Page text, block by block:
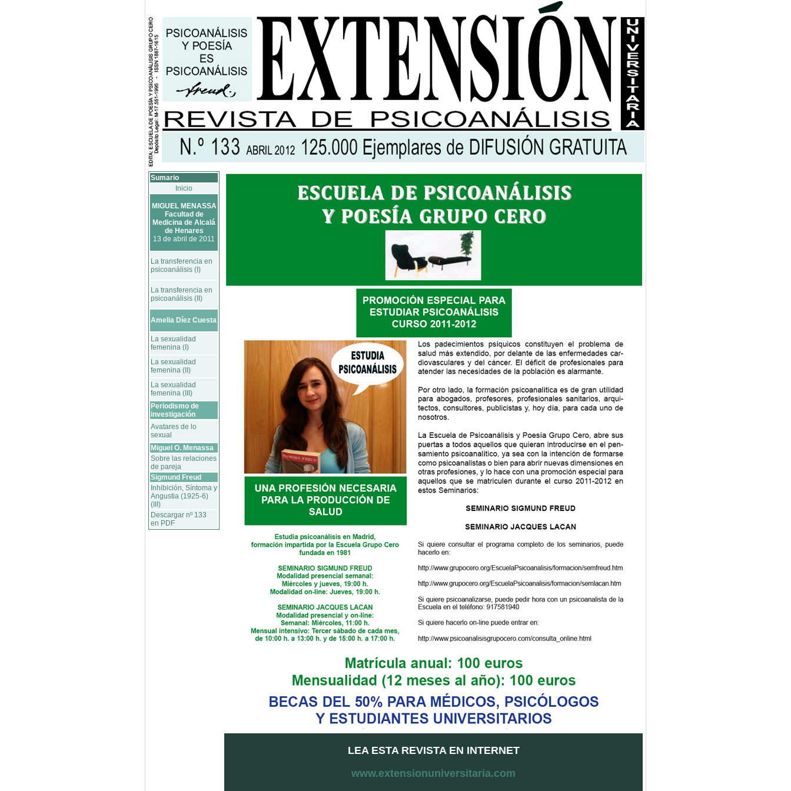
Sumario
Inicio
MIGUEL MENASSA
Facultad de
Medicina de Alcalá
de Henares
13 de abril de 2011
La transferencia en
psicoanálisis (I)
La transferencia en
psicoanálisis (II)
Amelia Díez Cuesta
La sexualidad
femenina (I)
La sexualidad
femenina (II)
La sexualidad
femenina (III)
Periodismo de
investigación
Avatares de lo
sexual
Miguel O. Menassa
Sobre las relaciones
de pareja
Sigmund Freud
Inhibición, Síntoma y
Angustia (1925-6)
(III)
Descargar nº 133
en PDF
LEA ESTA REVISTA EN INTERNET
www.extensionuniversitaria.com